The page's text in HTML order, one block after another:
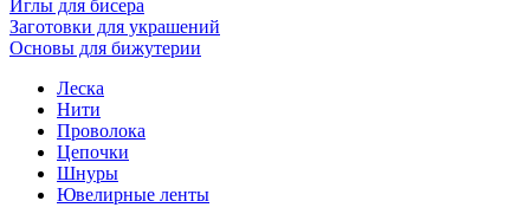
Иглы для бисера
Заготовки для украшений
Основы для бижутерии
Леска
Нити
Проволока
Цепочки
Шнуры
Ювелирные ленты